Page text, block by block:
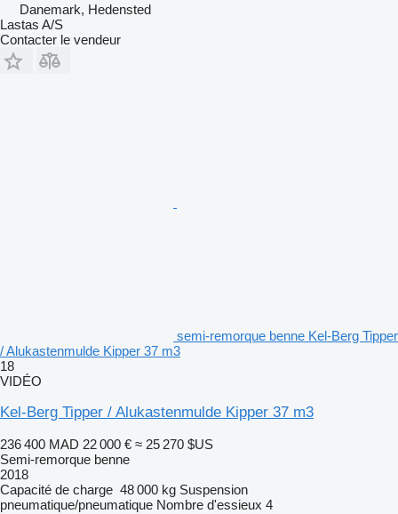
Danemark, Hedensted
Lastas A/S
Contacter le vendeur
semi-remorque benne Kel-Berg Tipper
/ Alukastenmulde Kipper 37 m3
18
VIDÉO
Kel-Berg Tipper / Alukastenmulde Kipper 37 m3
236 400 MAD 22 000 € ≈ 25 270 $US
Semi-remorque benne
2018
Capacité de charge 48 000 kg Suspension
pneumatique/pneumatique Nombre d'essieux 4